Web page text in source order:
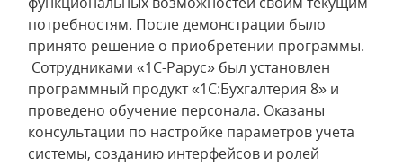
потребностям. После демонстрации было
принято решение о приобретении программы.
Сотрудниками «1С-Рарус» был установлен
программный продукт «1С:Бухгалтерия 8» и
проведено обучение персонала. Оказаны
консультации по настройке параметров учета
системы, созданию интерфейсов и ролей